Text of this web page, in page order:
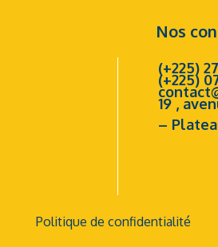
Nos
(+225)
(+225)
19 ,
–
Politique de confidentialité